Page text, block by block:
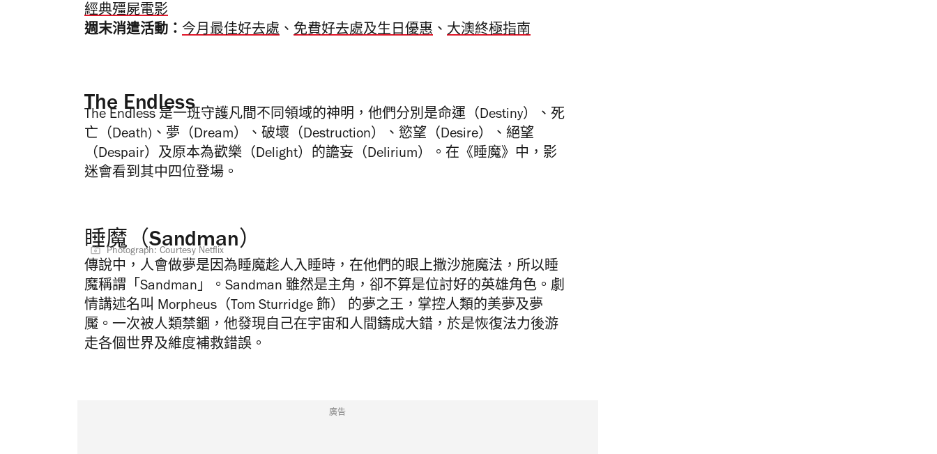
經典殭屍電影
週末消遣活動： 今月最佳好去處 、 免費好去處及生日優惠 、 大澳終極指南
The Endless
The Endless 是一班守護凡間不同領域的神明，他們分別是命運（Destiny）、死
亡（Death)、夢（Dream）、破壞（Destruction）、慾望（Desire）、絕望
（Despair）及原本為歡樂（Delight）的譫妄（Delirium）。在《睡魔》中，影
迷會看到其中四位登場。
睡魔（Sandman）
Photograph: Courtesy Netflix
傳說中，人會做夢是因為睡魔趁人入睡時，在他們的眼上撒沙施魔法，所以睡
魔稱謂「Sandman」。Sandman 雖然是主角，卻不算是位討好的英雄角色。 劇
情講述名叫 Morpheus（Tom Sturridge 飾） 的夢之王，掌控人類的美夢及夢
魘。一次被人類禁錮，他發現自己在宇宙和人間鑄成大錯，於是恢復法力後游
走各個世界及維度補救錯誤。
廣告